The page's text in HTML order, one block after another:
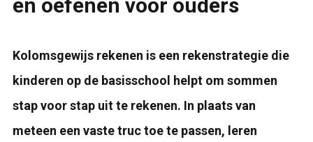
en oefenen voor ouders
Kolomsgewijs rekenen is een rekenstrategie die
kinderen op de basisschool helpt om sommen
stap voor stap uit te rekenen. In plaats van
meteen een vaste truc toe te passen, leren